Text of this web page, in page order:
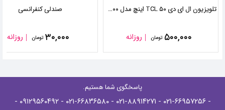
تلویزیون ال ای دی TCL ۵۰ اینچ مدل ۵۰E۵۵۰۰
۵۰۰,۰۰۰ تومان روزانه
صندلی کنفرانسی
۳۰,۰۰۰ تومان روزانه
پاسخگوی شما هستیم.
- ۰۲۱-۶۶۹۵۷۲۵۶ - ۰۲۱-۸۸۹۱۴۲۷۱ - ۰۲۱-۶۶۸۳۶۵۸۰ - ۰۹۱۲۹۵۶۰۴۹۲
-